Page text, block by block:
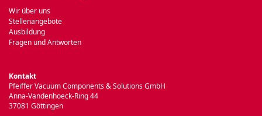
Wir über uns
Stellenangebote
Ausbildung
Fragen und Antworten
Kontakt
Pfeiffer Vacuum Components & Solutions GmbH
Anna-Vandenhoeck-Ring 44
37081 Göttingen